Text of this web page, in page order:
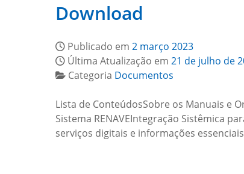
Download
Publicado em 2 março 2023
Última Atualização em 21 de julho de
Categoria Documentos
Lista de ConteúdosSobre os Manuais e
Sistema RENAVEIntegração Sistêmica
serviços digitais e informações